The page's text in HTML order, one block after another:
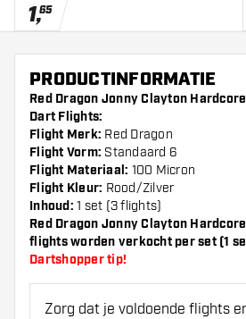
1,65
PRODUCTINFORMATIE
Red Dragon Jonny Clayton
Dart Flights:
Flight Merk: Red Dragon
Flight Vorm: Standaard 6
Flight Materiaal: 100 Micron
Flight Kleur: Rood/Zilver
Inhoud: 1 set (3 flights)
Red Dragon Jonny Clayton
flights worden verkocht per set (1
Dartshopper tip!
Zorg dat je voldoende flights